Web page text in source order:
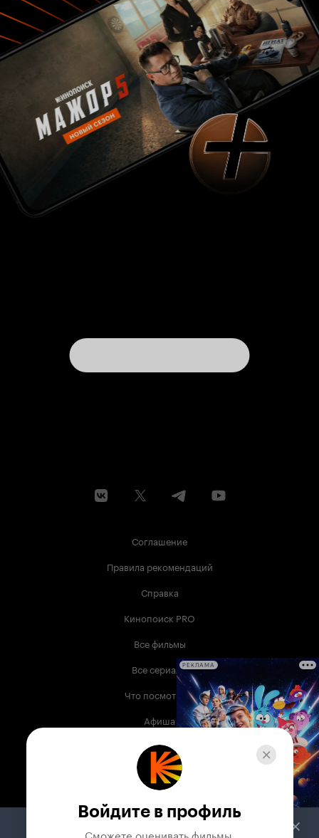
Соглашение
Правила рекомендаций
Справка
Кинопоиск PRO
Все фильмы
Все сериалы
Что посмотреть
Афиша
Музыка
Телепрограмма
Служба поддержки
РЕКЛАМА
Войдите в профиль
Сможете оценивать фильмы,